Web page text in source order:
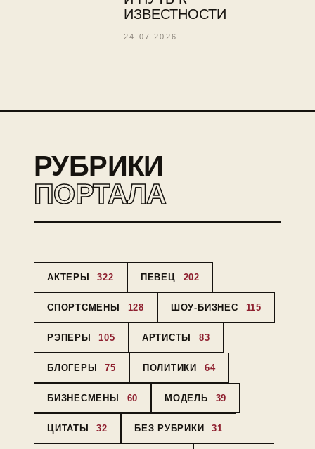
ИЗВЕСТНОСТИ
24.07.2026
РУБРИКИ
ПОРТАЛА
АКТЕРЫ 322 ПЕВЕЦ 202
СПОРТСМЕНЫ 128 ШОУ-БИЗНЕС 115
РЭПЕРЫ 105 АРТИСТЫ 83
БЛОГЕРЫ 75 ПОЛИТИКИ 64
БИЗНЕСМЕНЫ 60 МОДЕЛЬ 39
ЦИТАТЫ 32 БЕЗ РУБРИКИ 31